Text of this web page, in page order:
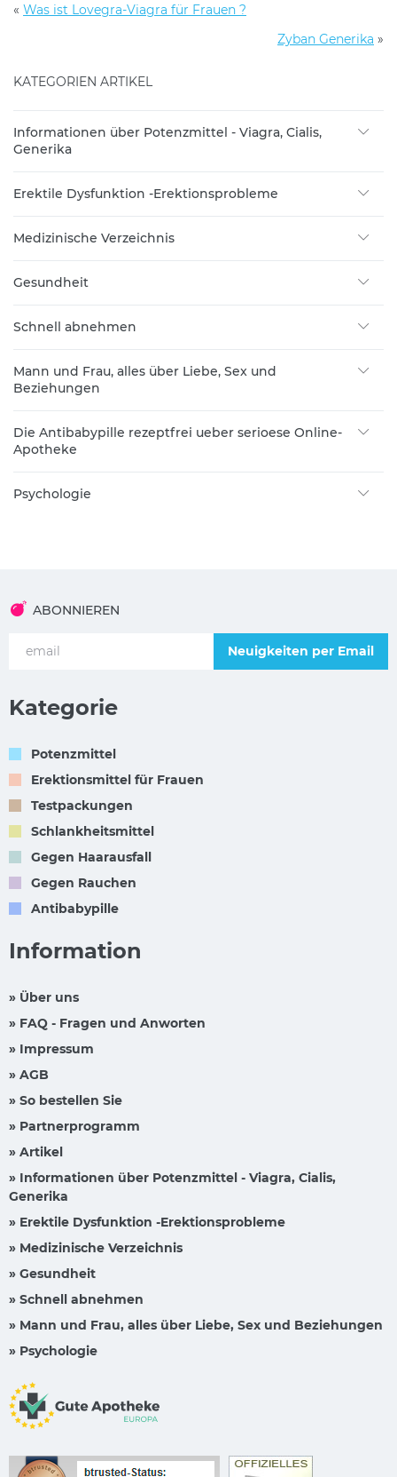
« Was ist Lovegra-Viagra für Frauen ?
Zyban Generika »
KATEGORIEN ARTIKEL
Informationen über Potenzmittel - Viagra, Cialis,
Generika
Erektile Dysfunktion -Erektionsprobleme
Medizinische Verzeichnis
Gesundheit
Schnell abnehmen
Mann und Frau, alles über Liebe, Sex und
Beziehungen
Die Antibabypille rezeptfrei ueber serioese Online-
Apotheke
Psychologie
ABONNIEREN
Neuigkeiten per Email
Kategorie
Potenzmittel
Erektionsmittel für Frauen
Testpackungen
Schlankheitsmittel
Gegen Haarausfall
Gegen Rauchen
Antibabypille
Information
» Über uns
» FAQ - Fragen und Anworten
» Impressum
» AGB
» So bestellen Sie
» Partnerprogramm
» Artikel
» Informationen über Potenzmittel - Viagra, Cialis,
Generika
» Erektile Dysfunktion -Erektionsprobleme
» Medizinische Verzeichnis
» Gesundheit
» Schnell abnehmen
» Mann und Frau, alles über Liebe, Sex und Beziehungen
» Psychologie